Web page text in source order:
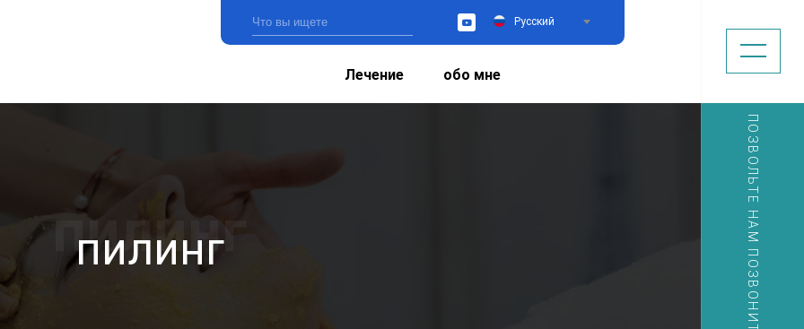
YouTubeРусский
Лечение обо мне
ПОЗВОЛЬТЕ НАМ ПОЗВОНИТЬ ВАМ
пилинг